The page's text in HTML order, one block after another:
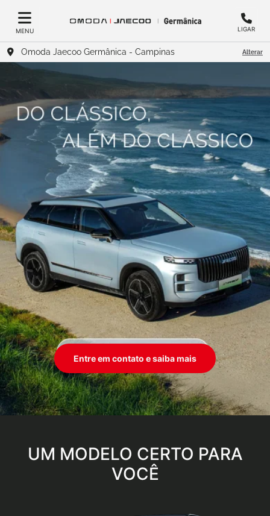
MENU LIGAR
Omoda Jaecoo Germânica - Campinas Alterar
Entre em contato e saiba mais
UM MODELO CERTO PARA
VOCÊ